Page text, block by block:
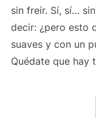
sin freír. Sí, sí…
decir: ¿pero esto
suaves y con un
Quédate que